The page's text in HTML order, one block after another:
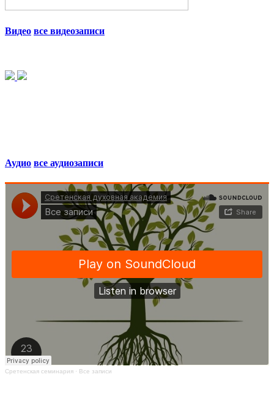
Видео все видеозаписи
Аудио все аудиозаписи
Сретенская семинария · Все записи